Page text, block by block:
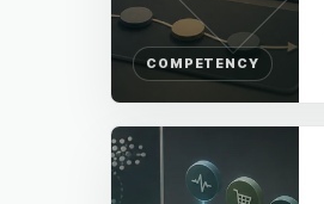
COMPETENCY